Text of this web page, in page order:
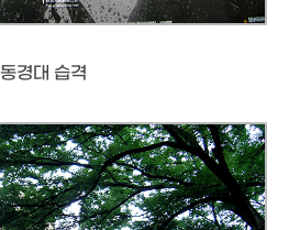
동경대 습격